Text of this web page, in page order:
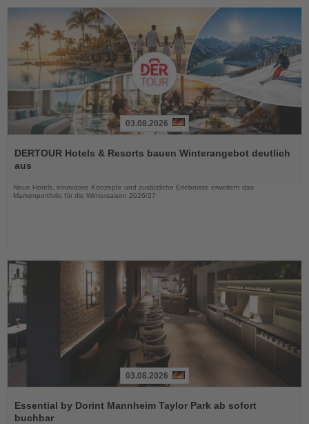
Sie
die
03.08.2026
DERTOUR Hotels & Resorts bauen Winterangebot deutlich
aus
Neue Hotels, innovative Konzepte und zusätzliche Erlebnisse erweitern das
Markenportfolio für die Wintersaison 2026/27
Sie
die
03.08.2026
Essential by Dorint Mannheim Taylor Park ab sofort
buchbar